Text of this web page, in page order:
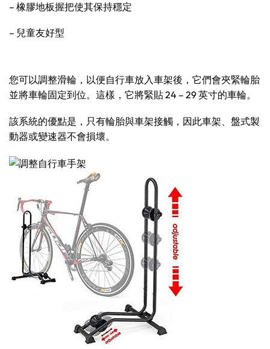
– 橡膠地板握把使其保持穩定
– 兒童友好型
您可以調整滑輪，以便自行車放入車架後，它們會夾緊輪胎
並將車輪固定到位。這樣，它將緊貼 24 – 29 英寸的車輪。
該系統的優點是，只有輪胎與車架接觸，因此車架、盤式製
動器或變速器不會損壞。